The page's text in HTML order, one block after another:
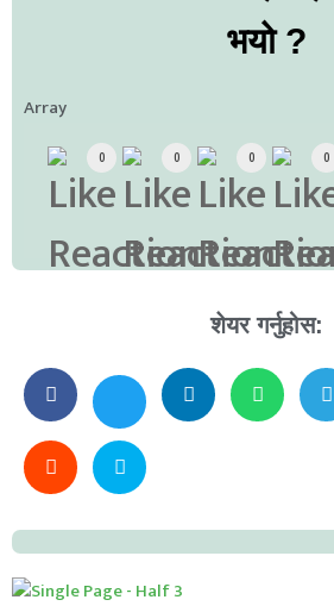
भयो ?
Array
0 0 0 0
शेयर गर्नुहोस: